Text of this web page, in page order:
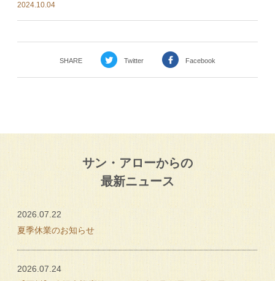
2024.10.04
SHARE Twitter Facebook
サン・アローからの
最新ニュース
2026.07.22
夏季休業のお知らせ
2026.07.24